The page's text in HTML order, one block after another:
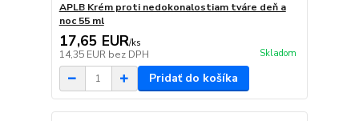
APLB Krém proti nedokonalostiam tváre deň a
noc 55 ml
17,65 EUR/ks
14,35 EUR bez DPH Skladom
Pridať do košíka